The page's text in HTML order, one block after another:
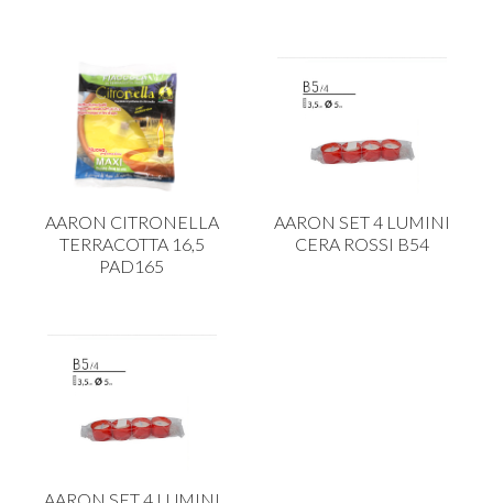
AARON CITRONELLA
TERRACOTTA 16,5
PAD165
AARON SET 4 LUMINI
CERA ROSSI B54